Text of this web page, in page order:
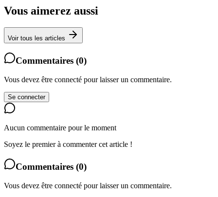
Vous aimerez aussi
Voir tous les articles
Commentaires (0)
Vous devez être connecté pour laisser un commentaire.
Se connecter
Aucun commentaire pour le moment
Soyez le premier à commenter cet article !
Commentaires (0)
Vous devez être connecté pour laisser un commentaire.